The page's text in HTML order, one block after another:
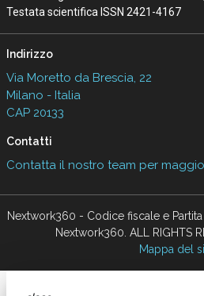
Testata scientifica ISSN 2421-4167
Indirizzo
Via Moretto da Brescia, 22
Milano - Italia
CAP 20133
Contatti
Contatta il nostro team per
Nextwork360 - Codice fiscale e
Nextwork360. ALL RIGHTS
Mappa del